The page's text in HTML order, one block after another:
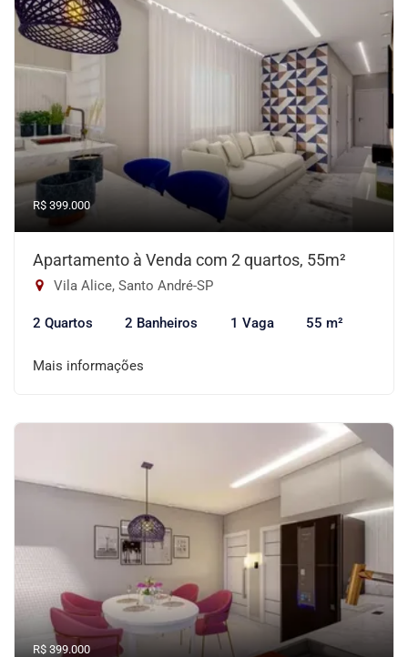
R$ 399.000
Apartamento à Venda com 2 quartos, 55m²
Vila Alice, Santo André-SP
2 Quartos 2 Banheiros 1 Vaga 55 m²
Mais informações
R$ 399.000